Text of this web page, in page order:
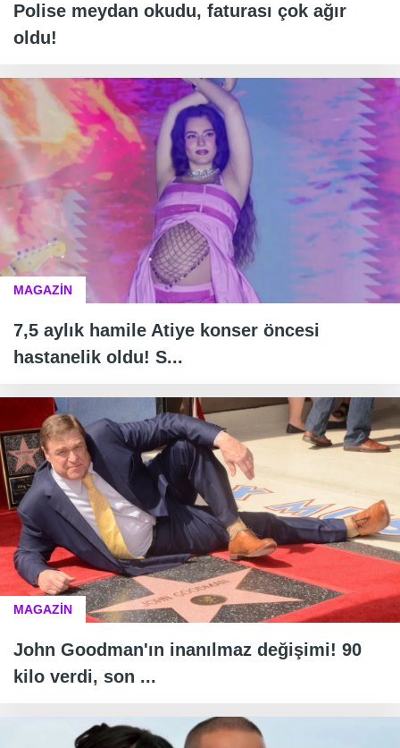
Polise meydan okudu, faturası çok ağır
oldu!
MAGAZİN
7,5 aylık hamile Atiye konser öncesi
hastanelik oldu! S...
MAGAZİN
John Goodman'ın inanılmaz değişimi! 90
kilo verdi, son ...